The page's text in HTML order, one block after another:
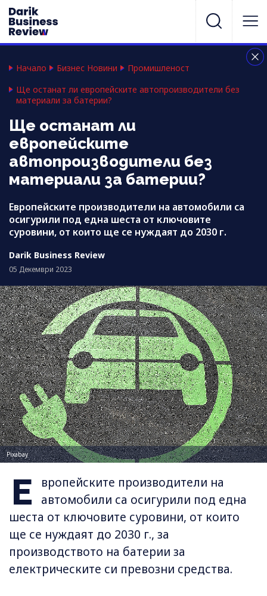
Начало Бизнес Новини
Промишленост
Ще останат ли европейските автопроизводители без
материали за батерии?
Ще останат ли
европейските
автопроизводители без
материали за батерии?
Европейските производители на автомобили са
осигурили под една шеста от ключовите
суровини, от които ще се нуждаят до 2030 г.
Darik Business Review
05 Декември 2023
Pixabay
Е
вропейските производители на
автомобили са осигурили под една
шеста от ключовите суровини, от които
ще се нуждаят до 2030 г., за
производството на батерии за
електрическите си превозни средства.